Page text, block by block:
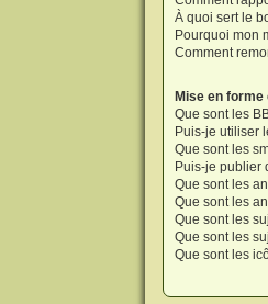
À quoi sert le
Pourquoi mon
Comment
Mise en
Que sont les
Puis-je utiliser
Que sont les
Puis-je publier
Que sont les
Que sont les
Que sont les
Que sont les
Que sont les